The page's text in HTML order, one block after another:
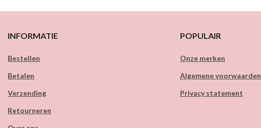
INFORMATIE
Bestellen
Betalen
Verzending
Retourneren
POPULAIR
Onze merken
Algemene voorwaarden
Privacy statement